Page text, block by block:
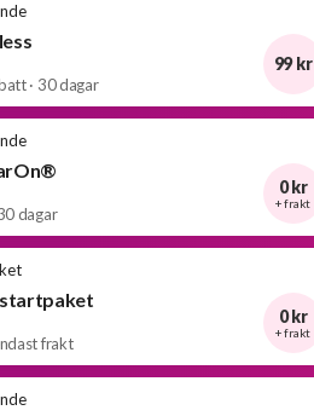
· 30 dagar
99 kr
dagar
0 kr
+ frakt
startpaket
frakt
0 kr
+ frakt